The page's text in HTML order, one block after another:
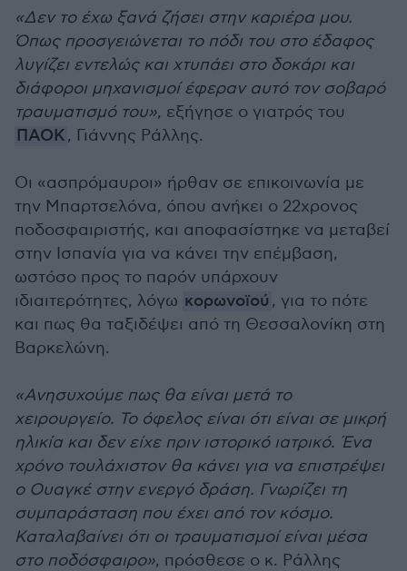
«Δεν το έχω ξανά ζήσει στην καριέρα μου.
Όπως προσγειώνεται το πόδι του στο έδαφος
λυγίζει εντελώς και χτυπάει στο δοκάρι και
διάφοροι μηχανισμοί έφεραν αυτό τον σοβαρό
τραυματισμό του», εξήγησε ο γιατρός του
ΠΑΟΚ, Γιάννης Ράλλης.
Οι «ασπρόμαυροι» ήρθαν σε επικοινωνία με
την Μπαρτσελόνα, όπου ανήκει ο 22χρονος
ποδοσφαιριστής, και αποφασίστηκε να μεταβεί
στην Ισπανία για να κάνει την επέμβαση,
ωστόσο προς το παρόν υπάρχουν
ιδιαιτερότητες, λόγω κορωνοϊού , για το πότε
και πως θα ταξιδέψει από τη Θεσσαλονίκη στη
Βαρκελώνη.
«Ανησυχούμε πως θα είναι μετά το
χειρουργείο. Το όφελος είναι ότι είναι σε μικρή
ηλικία και δεν είχε πριν ιστορικό ιατρικό. Ένα
χρόνο τουλάχιστον θα κάνει για να επιστρέψει
ο Ουαγκέ στην ενεργό δράση. Γνωρίζει τη
συμπαράσταση που έχει από τον κόσμο.
Καταλαβαίνει ότι οι τραυματισμοί είναι μέσα
στο ποδόσφαιρο», πρόσθεσε ο κ. Ράλλης